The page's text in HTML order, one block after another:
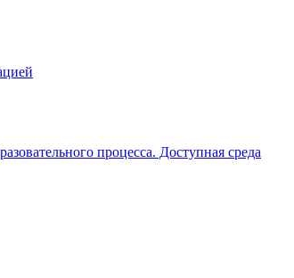
процесса. Доступная среда